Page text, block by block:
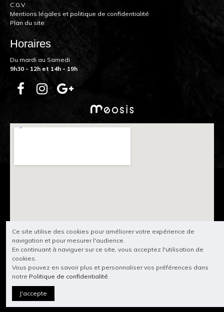
C.G.V.
Mentions légales et politique de confidentialité
Plan du site
Horaires
Du mardi au Samedi
9h30 - 12h et 14h - 19h
Ce site utilise des cookies pour améliorer votre expérience de
navigation et pour mesurer l'audience.
En continuant à naviguer sur ce site, vous acceptez l'utilisation de
cookies.
Vous pouvez en savoir plus et personnaliser vos préférences dans
notre Politique de confidentialité.
J'accepte